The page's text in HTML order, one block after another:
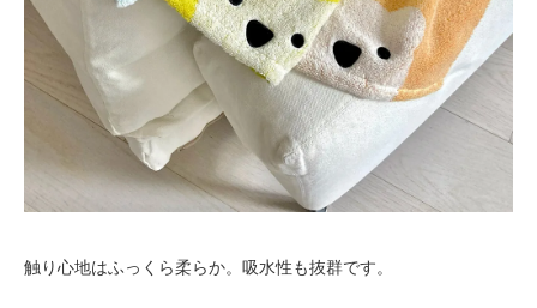
触り心地はふっくら柔らか。吸水性も抜群です。